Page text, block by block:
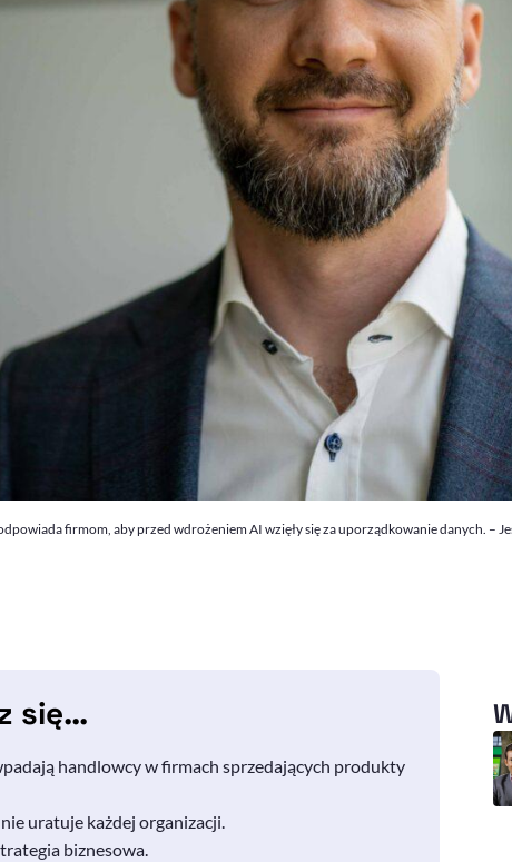
firmom, aby przed wdrożeniem AI wzięły się za uporządkowanie danych. –
się…
handlowcy w firmach sprzedających produkty
uratuje każdej organizacji.
biznesowa.